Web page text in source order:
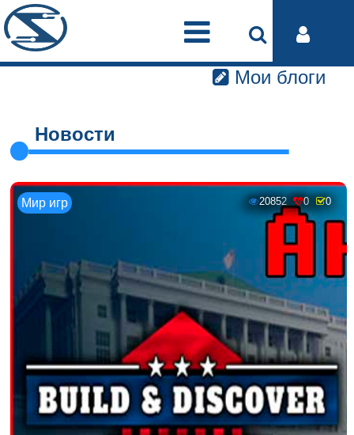
Мои блоги
Новости
Мир игр 20852 0 0